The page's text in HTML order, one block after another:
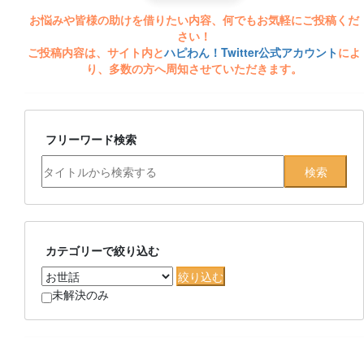
お悩みや皆様の助けを借りたい内容、何でもお気軽にご投稿くだ
さい！
ご投稿内容は、サイト内とハピわん！Twitter公式アカウントによ
り、多数の方へ周知させていただきます。
フリーワード検索
カテゴリーで絞り込む
未解決のみ